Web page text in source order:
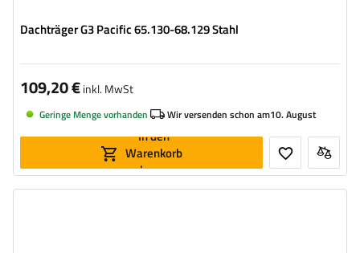
Dachträger G3 Pacific 65.130-68.129 Stahl
109,20 €inkl. MwSt
Geringe Menge vorhanden Wir versenden schon am10. August
In den
Warenkorb
legen